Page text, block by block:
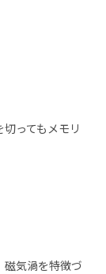
ってもメモリ
磁気渦を特徴づ